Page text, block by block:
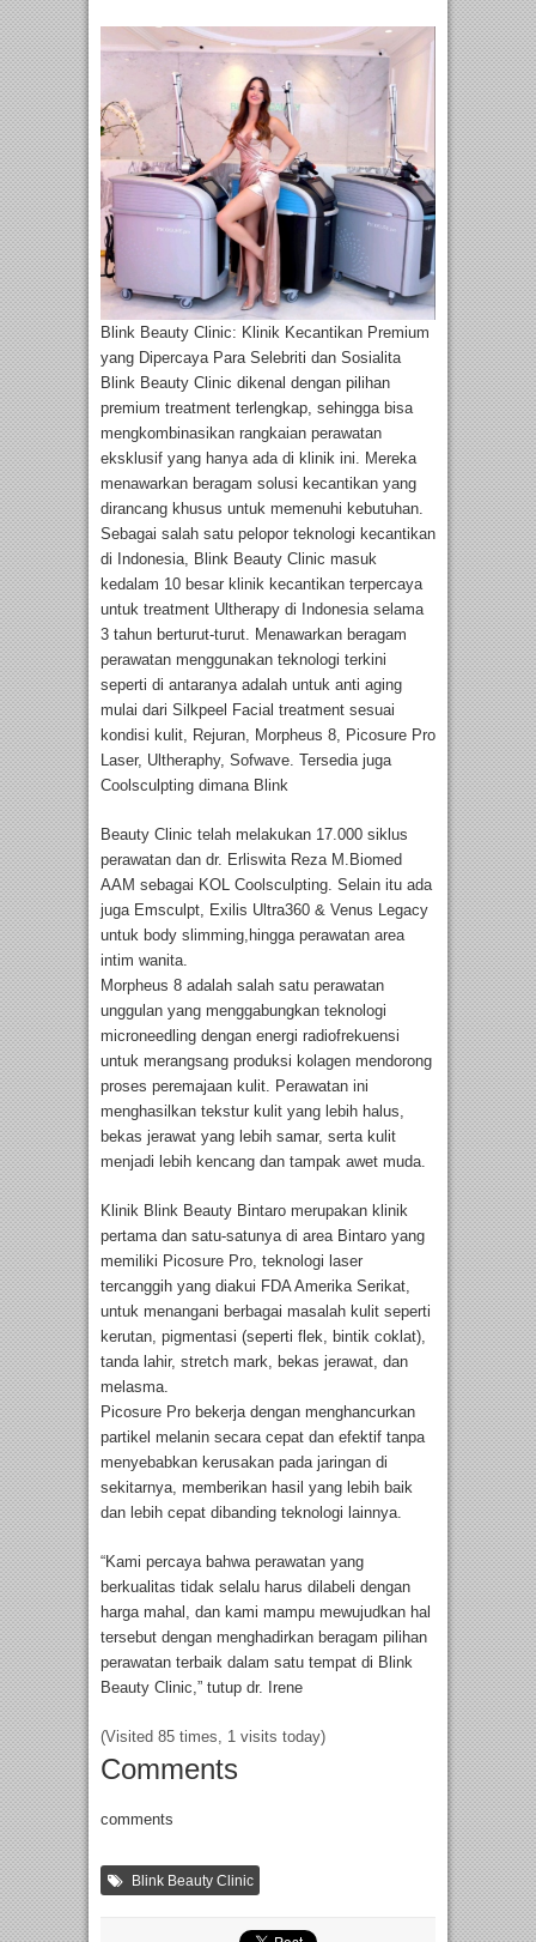
Blink Beauty Clinic: Klinik Kecantikan Premium
yang Dipercaya Para Selebriti dan Sosialita
Blink Beauty Clinic dikenal dengan pilihan
premium treatment terlengkap, sehingga bisa
mengkombinasikan rangkaian perawatan
eksklusif yang hanya ada di klinik ini. Mereka
menawarkan beragam solusi kecantikan yang
dirancang khusus untuk memenuhi kebutuhan.
Sebagai salah satu pelopor teknologi kecantikan
di Indonesia, Blink Beauty Clinic masuk
kedalam 10 besar klinik kecantikan terpercaya
untuk treatment Ultherapy di Indonesia selama
3 tahun berturut-turut. Menawarkan beragam
perawatan menggunakan teknologi terkini
seperti di antaranya adalah untuk anti aging
mulai dari Silkpeel Facial treatment sesuai
kondisi kulit, Rejuran, Morpheus 8, Picosure Pro
Laser, Ultheraphy, Sofwave. Tersedia juga
Coolsculpting dimana Blink
Beauty Clinic telah melakukan 17.000 siklus
perawatan dan dr. Erliswita Reza M.Biomed
AAM sebagai KOL Coolsculpting. Selain itu ada
juga Emsculpt, Exilis Ultra360 & Venus Legacy
untuk body slimming,hingga perawatan area
intim wanita.
Morpheus 8 adalah salah satu perawatan
unggulan yang menggabungkan teknologi
microneedling dengan energi radiofrekuensi
untuk merangsang produksi kolagen mendorong
proses peremajaan kulit. Perawatan ini
menghasilkan tekstur kulit yang lebih halus,
bekas jerawat yang lebih samar, serta kulit
menjadi lebih kencang dan tampak awet muda.
Klinik Blink Beauty Bintaro merupakan klinik
pertama dan satu-satunya di area Bintaro yang
memiliki Picosure Pro, teknologi laser
tercanggih yang diakui FDA Amerika Serikat,
untuk menangani berbagai masalah kulit seperti
kerutan, pigmentasi (seperti flek, bintik coklat),
tanda lahir, stretch mark, bekas jerawat, dan
melasma.
Picosure Pro bekerja dengan menghancurkan
partikel melanin secara cepat dan efektif tanpa
menyebabkan kerusakan pada jaringan di
sekitarnya, memberikan hasil yang lebih baik
dan lebih cepat dibanding teknologi lainnya.
“Kami percaya bahwa perawatan yang
berkualitas tidak selalu harus dilabeli dengan
harga mahal, dan kami mampu mewujudkan hal
tersebut dengan menghadirkan beragam pilihan
perawatan terbaik dalam satu tempat di Blink
Beauty Clinic,” tutup dr. Irene
(Visited 85 times, 1 visits today)
Comments
comments
Blink Beauty Clinic